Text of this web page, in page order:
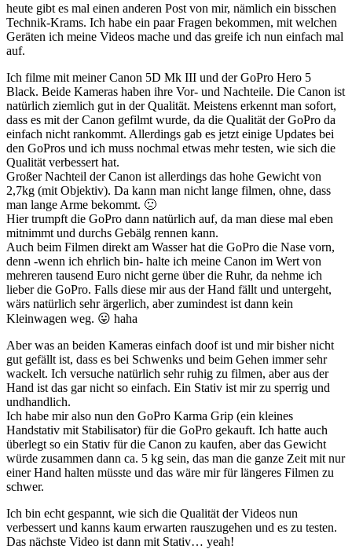
heute gibt es mal einen anderen Post von mir, nämlich ein bisschen
Technik-Krams. Ich habe ein paar Fragen bekommen, mit welchen
Geräten ich meine Videos mache und das greife ich nun einfach mal
auf.
Ich filme mit meiner Canon 5D Mk III und der GoPro Hero 5
Black. Beide Kameras haben ihre Vor- und Nachteile. Die Canon ist
natürlich ziemlich gut in der Qualität. Meistens erkennt man sofort,
dass es mit der Canon gefilmt wurde, da die Qualität der GoPro da
einfach nicht rankommt. Allerdings gab es jetzt einige Updates bei
den GoPros und ich muss nochmal etwas mehr testen, wie sich die
Qualität verbessert hat.
Großer Nachteil der Canon ist allerdings das hohe Gewicht von
2,7kg (mit Objektiv). Da kann man nicht lange filmen, ohne, dass
man lange Arme bekommt. 🙁
Hier trumpft die GoPro dann natürlich auf, da man diese mal eben
mitnimmt und durchs Gebälg rennen kann.
Auch beim Filmen direkt am Wasser hat die GoPro die Nase vorn,
denn -wenn ich ehrlich bin- halte ich meine Canon im Wert von
mehreren tausend Euro nicht gerne über die Ruhr, da nehme ich
lieber die GoPro. Falls diese mir aus der Hand fällt und untergeht,
wärs natürlich sehr ärgerlich, aber zumindest ist dann kein
Kleinwagen weg. 😛 haha
Aber was an beiden Kameras einfach doof ist und mir bisher nicht
gut gefällt ist, dass es bei Schwenks und beim Gehen immer sehr
wackelt. Ich versuche natürlich sehr ruhig zu filmen, aber aus der
Hand ist das gar nicht so einfach. Ein Stativ ist mir zu sperrig und
undhandlich.
Ich habe mir also nun den GoPro Karma Grip (ein kleines
Handstativ mit Stabilisator) für die GoPro gekauft. Ich hatte auch
überlegt so ein Stativ für die Canon zu kaufen, aber das Gewicht
würde zusammen dann ca. 5 kg sein, das man die ganze Zeit mit nur
einer Hand halten müsste und das wäre mir für längeres Filmen zu
schwer.
Ich bin echt gespannt, wie sich die Qualität der Videos nun
verbessert und kanns kaum erwarten rauszugehen und es zu testen.
Das nächste Video ist dann mit Stativ… yeah!